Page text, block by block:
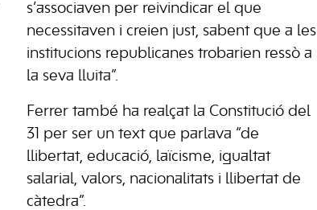
s’associaven per reivindicar el que
necessitaven i creien just, sabent que a les
institucions republicanes trobarien ressò a
la seva lluita”.
Ferrer també ha realçat la Constitució del
31 per ser un text que parlava “de
llibertat, educació, laïcisme, igualtat
salarial, valors, nacionalitats i llibertat de
càtedra”.